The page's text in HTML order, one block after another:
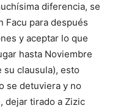
diferencia, se
Facu para después
y aceptar lo que
hasta Noviembre
clausula), esto
se detuviera y no
dejar tirado a Zizic